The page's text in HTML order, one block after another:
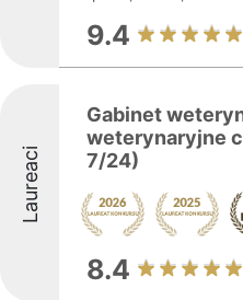
9.4
Laureaci
Gabinet
weterynaryjne
7/24)
8.4